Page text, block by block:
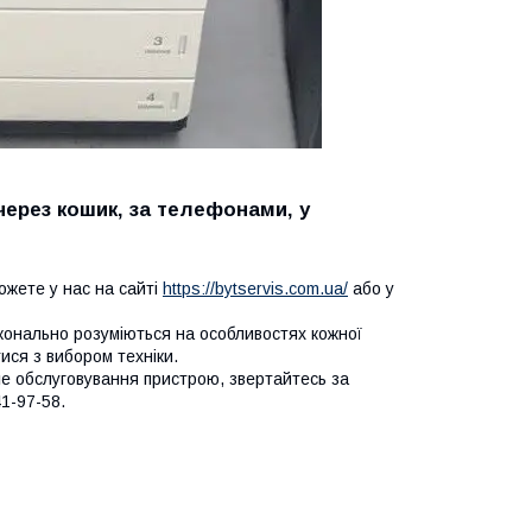
кошик, за телефонами, у
у нас на сайті https://bytservis.com.ua/ або у
розуміються на особливостях кожної
з вибором техніки.
обслуговування пристрою, звертайтесь за
97-58.